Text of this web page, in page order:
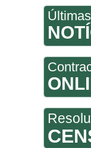
Últimas